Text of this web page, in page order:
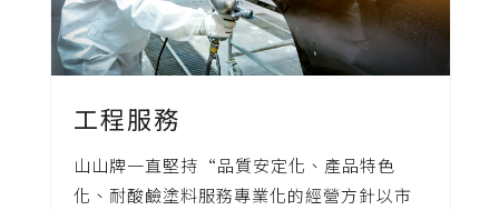
工程服務
山山牌一直堅持“品質安定化、產品特色
化、耐酸鹼塗料服務專業化的經營方針以市